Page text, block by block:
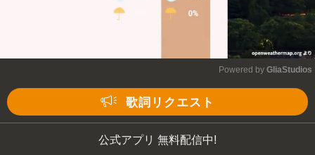
Powered by GliaStudios
歌詞リクエスト
公式アプリ 無料配信中!